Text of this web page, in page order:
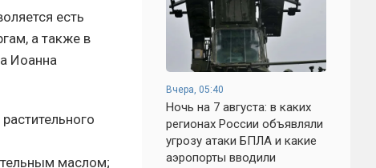
есть
а также в
Иоанна
маслом;
Вчера, 05:40
Ночь на 7 августа: в каких
регионах России объявляли
угрозу атаки БПЛА и какие
аэропорты вводили